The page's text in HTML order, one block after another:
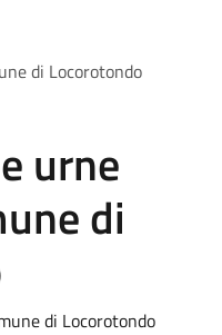
di Locorotondo
urne
di
di Locorotondo